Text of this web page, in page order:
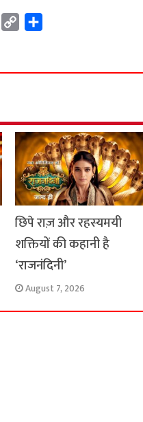
y
n
k
r
छिपे राज़ और रहस्यमयी
शक्तियों की कहानी है
‘राजनंदिनी’
August 7, 2026